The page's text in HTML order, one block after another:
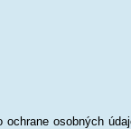
osobných